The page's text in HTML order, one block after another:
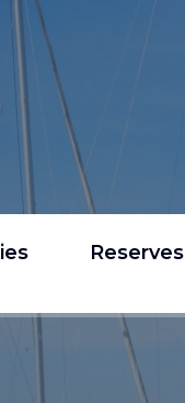
Reserves